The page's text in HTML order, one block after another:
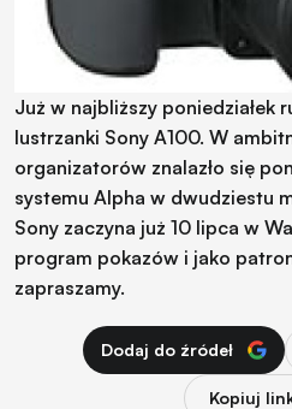
Już w najbliższy poniedziałek
lustrzanki Sony A100. W
organizatorów znalazło się
systemu Alpha w dwudziestu
Sony zaczyna już 10 lipca w
program pokazów i jako
zapraszamy.
Dodaj do źródeł
Kopiuj